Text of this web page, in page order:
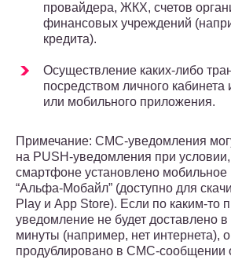
провайдера, ЖКХ, счетов
финансовых учреждений
кредита).
Осуществление каких-либо
посредством личного кабинета
или мобильного приложения.
Примечание: СМС-уведомления
на PUSH-уведомления при
смартфоне установлено
“Альфа-Мобайл” (доступно для
Play и App Store). Если по каким-то
уведомление не будет доставлено в
минуты (например, нет интернета),
продублировано в СМС-сообщении